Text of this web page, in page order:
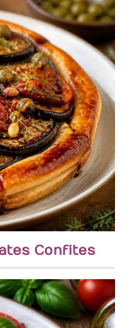
DE LA
ET
:
6 cuillères
chacune
environ
(longueur
en
de
ces
sont
avec le
leur
Confites